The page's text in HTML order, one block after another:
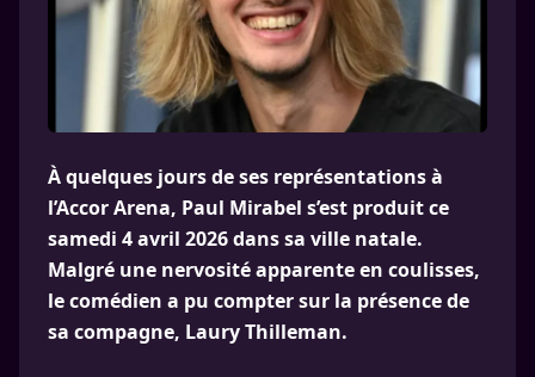
À quelques jours de ses représentations à
l’Accor Arena, Paul Mirabel s’est produit ce
samedi 4 avril 2026 dans sa ville natale.
Malgré une nervosité apparente en coulisses,
le comédien a pu compter sur la présence de
sa compagne, Laury Thilleman.